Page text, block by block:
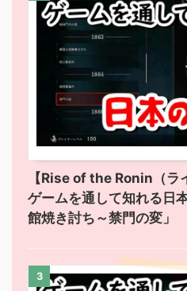
【Rise of the Ronin（ラ
ゲームを通して知れる日
館焼き討ち～禁門の変」
3